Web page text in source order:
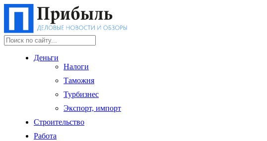
Деньги
Налоги
Таможня
Турбизнес
Экспорт, импорт
Строительство
Работа